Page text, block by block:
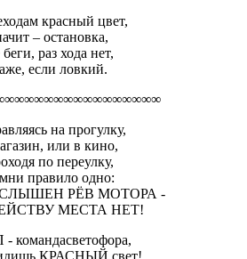
красный цвет,
– остановка,
раз хода нет,
если ловкий.
на прогулку,
или в кино,
по переулку,
правило одно:
РЁВ МОТОРА -
МЕСТА НЕТ!
командасветофора,